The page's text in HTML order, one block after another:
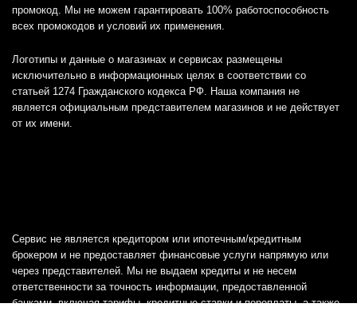
промокод. Мы не можем гарантировать 100% работоспособность
всех промокодов и условий их применения.
Логотипы и данные о магазинах и сервисах размещены
исключительно в информационных целях в соответствии со
статьей 1274 Гражданского кодекса РФ. Наша компания не
является официальным представителем магазинов и не действует
от их имени.
Сервис не является кредитором или ипотечным/кредитным
брокером и не предоставляет финансовые услуги напрямую или
через представителей. Мы не выдаем кредиты и не несем
ответственности за точность информации, предоставленной
банками, включая тарифы, кредитные ставки и переплаты, а также